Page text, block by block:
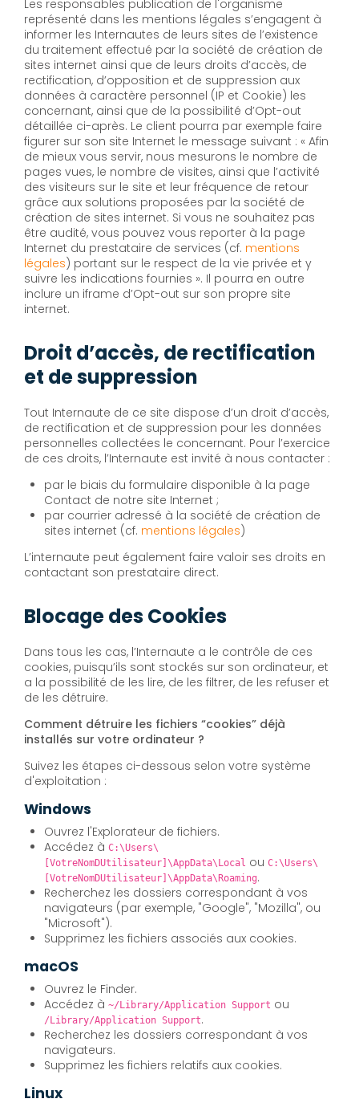
Les responsables publication de l'organisme
représenté dans les mentions légales s’engagent à
informer les Internautes de leurs sites de l’existence
du traitement effectué par la société de création de
sites internet ainsi que de leurs droits d’accès, de
rectification, d’opposition et de suppression aux
données à caractère personnel (IP et Cookie) les
concernant, ainsi que de la possibilité d’Opt-out
détaillée ci-après. Le client pourra par exemple faire
figurer sur son site Internet le message suivant : « Afin
de mieux vous servir, nous mesurons le nombre de
pages vues, le nombre de visites, ainsi que l’activité
des visiteurs sur le site et leur fréquence de retour
grâce aux solutions proposées par la société de
création de sites internet. Si vous ne souhaitez pas
être audité, vous pouvez vous reporter à la page
Internet du prestataire de services (cf. mentions
légales) portant sur le respect de la vie privée et y
suivre les indications fournies ». Il pourra en outre
inclure un iframe d’Opt-out sur son propre site
internet.
Droit d’accès, de rectification
et de suppression
Tout Internaute de ce site dispose d’un droit d’accès,
de rectification et de suppression pour les données
personnelles collectées le concernant. Pour l’exercice
de ces droits, l’Internaute est invité à nous contacter :
par le biais du formulaire disponible à la page
Contact de notre site Internet ;
par courrier adressé à la société de création de
sites internet (cf. mentions légales)
L’internaute peut également faire valoir ses droits en
contactant son prestataire direct.
Blocage des Cookies
Dans tous les cas, l’Internaute a le contrôle de ces
cookies, puisqu’ils sont stockés sur son ordinateur, et
a la possibilité de les lire, de les filtrer, de les refuser et
de les détruire.
Comment détruire les fichiers “cookies” déjà
installés sur votre ordinateur ?
Suivez les étapes ci-dessous selon votre système
d'exploitation :
Windows
Ouvrez l'Explorateur de fichiers.
Accédez àC:\Users\
[VotreNomDUtilisateur]\AppData\Local ouC:\Users\
[VotreNomDUtilisateur]\AppData\Roaming.
Recherchez les dossiers correspondant à vos
navigateurs (par exemple, "Google", "Mozilla", ou
"Microsoft").
Supprimez les fichiers associés aux cookies.
macOS
Ouvrez le Finder.
Accédez à~/Library/Application Support ou
/Library/Application Support.
Recherchez les dossiers correspondant à vos
navigateurs.
Supprimez les fichiers relatifs aux cookies.
Linux